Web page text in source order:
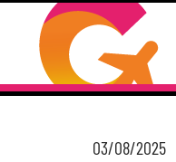
03/08/2025